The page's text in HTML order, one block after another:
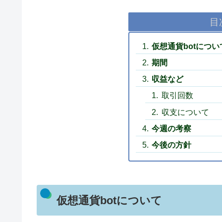
目
仮想通貨botについ
期間
収益など
取引回数
収支について
今週の考察
今後の方針
仮想通貨botについて